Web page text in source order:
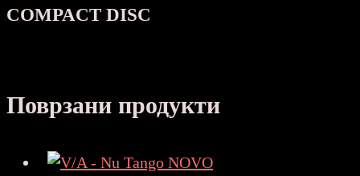
COMPACT DISC
Поврзани продукти